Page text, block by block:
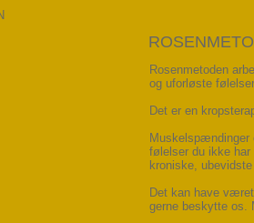
Rosenmetoden
og uforløste
Det er en
Muskelspændinger
følelser du ikke
kroniske,
Det kan have
gerne beskytte os.